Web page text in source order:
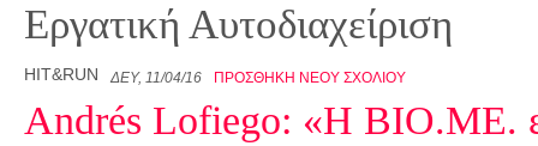
Εργατική Αυτοδιαχείριση
HIT&RUN ΔΕΥ, 11/04/16 ΠΡΟΣΘΉΚΗ ΝΈΟΥ ΣΧΟΛΊΟΥ
Andrés Lofiego: «Η ΒΙΟ.ΜΕ.